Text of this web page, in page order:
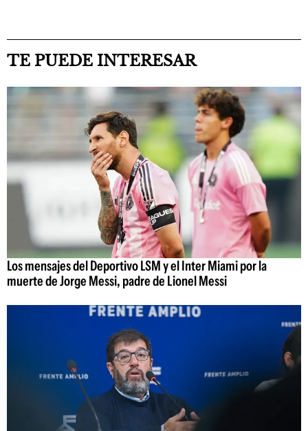
TE PUEDE INTERESAR
Los mensajes del Deportivo LSM y el Inter Miami por la
muerte de Jorge Messi, padre de Lionel Messi